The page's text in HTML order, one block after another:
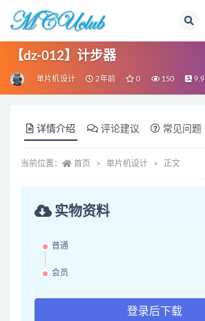
【dz-012】计步器
单片机设计 2年前 0 150 9.9
详情介绍 评论建议 常见问题
当前位置： 首页 单片机设计 正文
实物资料
普通
会员
登录后下载